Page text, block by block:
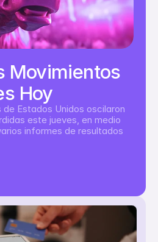
Movimientos
Hoy
Estados Unidos oscilaron
este jueves, en medio
informes de resultados